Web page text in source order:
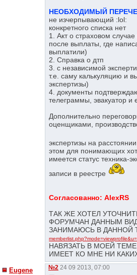
НЕОБХОДИМЫЙ
не изчерпывающий :lol:
конкретного списка нет
1. Акт о страховом
после выплаты, где
выплатили)
2. Справка о дтп
3. с независимой
т.е. саму калькуляцию и
экспертизы)
4. документы
телеграммы, эвакуатор и
Дополнительно
оценщиками,
экспертизы на
этом для понимающих
имеется статус техника-
записи в реестре
Согласованно: AlexRS
ТАК ЖЕ ХОТЕЛ
ФОРУМЧАН ДАННЫМ
ЗАНИМАЮСЬ В ДАННОЙ
НАВЯЗАТЬ В МОЕЙ
ИМЕЕТ КО МНЕ НИ
Eugene №2 24 09 2013, 07:00